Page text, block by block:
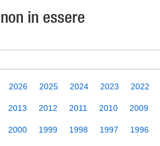
in essere
2026 2025 2024 2023 2022
2013 2012 2011 2010 2009
2000 1999 1998 1997 1996